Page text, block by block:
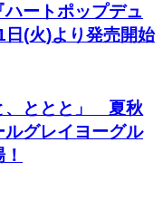
ートポップデュ
(火)より発売開始
、ととと」 夏秋
グレイヨーグル